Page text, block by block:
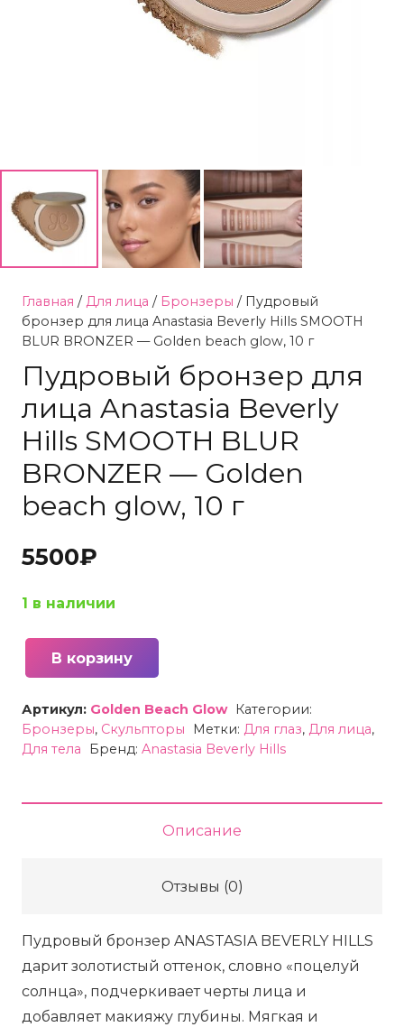
Главная / Для лица / Бронзеры / Пудровый
бронзер для лица Anastasia Beverly Hills SMOOTH
BLUR BRONZER — Golden beach glow, 10 г
Пудровый бронзер для
лица Anastasia Beverly
Hills SMOOTH BLUR
BRONZER — Golden
beach glow, 10 г
5500₽
1 в наличии
Количество
Пудровый
бронзер
BRONZER
-
Golden
beach
В корзину
Артикул: Golden Beach Glow
Категории:
Бронзеры, Скульпторы Метки: Для глаз, Для лица,
Для тела
Бренд: Anastasia Beverly Hills
Описание
Отзывы (0)
Пудровый бронзер ANASTASIA BEVERLY HILLS
дарит золотистый оттенок, словно «поцелуй
солнца», подчеркивает черты лица и
добавляет макияжу глубины. Мягкая и